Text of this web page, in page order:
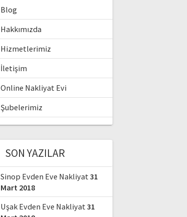
Blog
Hakkımızda
Hizmetlerimiz
İletişim
Online Nakliyat Evi
Şubelerimiz
SON YAZILAR
Sinop Evden Eve Nakliyat31
Mart 2018
Uşak Evden Eve Nakliyat31